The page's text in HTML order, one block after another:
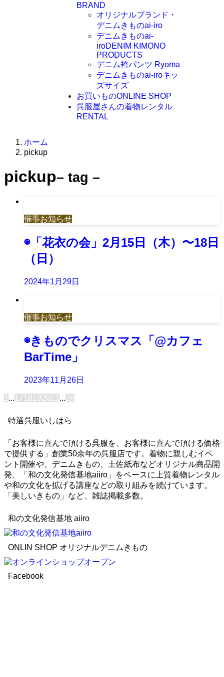
BRAND
オリジナルブランド・
デニムきものai-iro
デニムきものai-
iroDENIM KIMONO
PRODUCTS
デニム袴パンツ Ryoma
デニムきものai-iroキッ
ズサイズ
お買いものONLINE SHOP
呉服屋さんの着物レンタル
RENTAL
ホーム
pickup
pickup– tag –
催事お知らせ
◉「花衣の会」2月15日（木）〜18日
（日）
2024年1月29日
催事お知らせ
◉きものでクリスマス「@カフェ
BarTime」
2023年11月26日
1 ...1718192021 ...26
特選呉服いしはら
「お客様に喜んで頂ける呉服を、お客様に喜んで頂ける価格
で提供する」創業50余年の呉服店です。着物に親しむイベ
ント開催や、デニムきもの、土佐紙布などオリジナル商品開
発、「和の文化発信基地aiiro」をベースに上質着物レンタル
や和の文化を拡げる講座などの取り組みを続けています。
「美しいきもの」など、雑誌掲載多数。
和の文化発信基地 aiiro
ONLIN SHOP オリジナルデニムきもの
Facebook